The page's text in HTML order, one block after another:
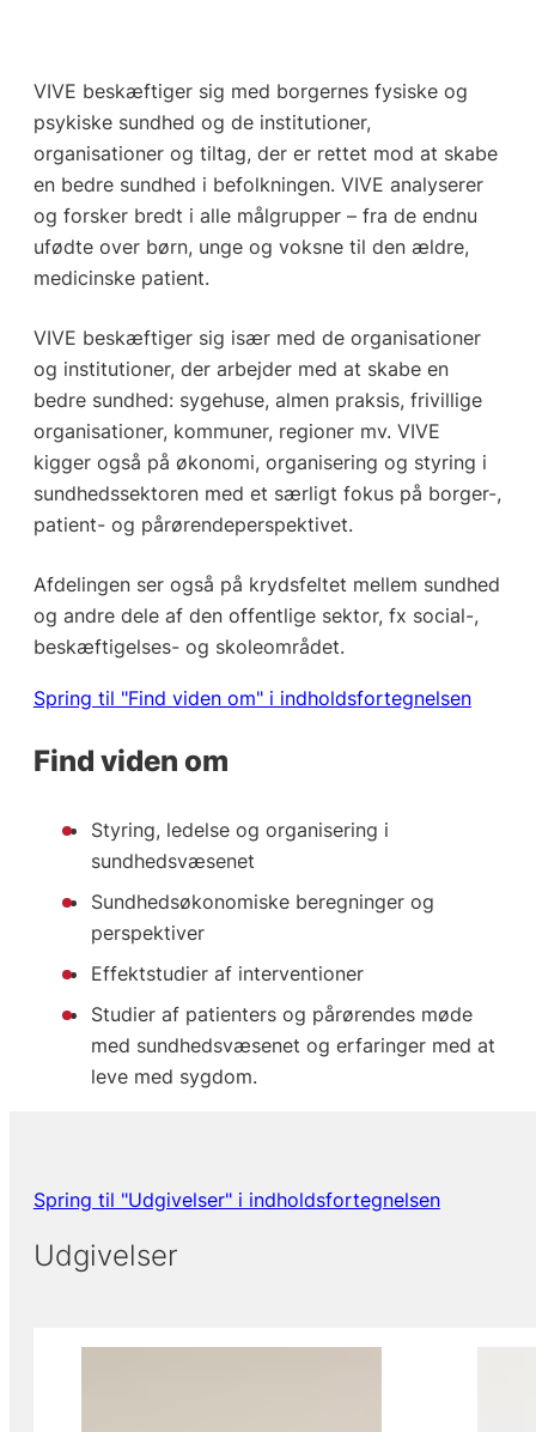
VIVE beskæftiger sig med borgernes fysiske og
psykiske sundhed og de institutioner,
organisationer og tiltag, der er rettet mod at skabe
en bedre sundhed i befolkningen. VIVE analyserer
og forsker bredt i alle målgrupper – fra de endnu
ufødte over børn, unge og voksne til den ældre,
medicinske patient.
VIVE beskæftiger sig især med de organisationer
og institutioner, der arbejder med at skabe en
bedre sundhed: sygehuse, almen praksis, frivillige
organisationer, kommuner, regioner mv. VIVE
kigger også på økonomi, organisering og styring i
sundhedssektoren med et særligt fokus på borger-,
patient- og pårørendeperspektivet.
Afdelingen ser også på krydsfeltet mellem sundhed
og andre dele af den offentlige sektor, fx social-,
beskæftigelses- og skoleområdet.
Spring til "Find viden om" i indholdsfortegnelsen
Find viden om
Styring, ledelse og organisering i
sundhedsvæsenet
Sundhedsøkonomiske beregninger og
perspektiver
Effektstudier af interventioner
Studier af patienters og pårørendes møde
med sundhedsvæsenet og erfaringer med at
leve med sygdom.
Spring til "Udgivelser" i indholdsfortegnelsen
Udgivelser